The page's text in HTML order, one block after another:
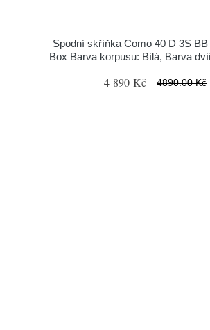
Spodní skříňka Como 40 D 3S
Box Barva korpusu: Bílá, Barva
4 890 Kč 4890.00 Kč